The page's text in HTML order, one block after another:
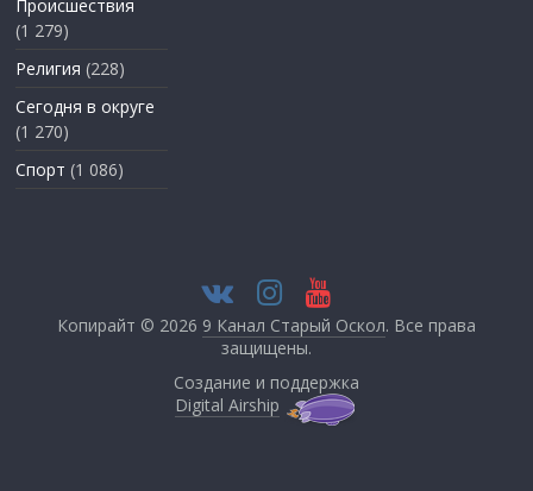
Происшествия
(1 279)
Религия (228)
Сегодня в округе
(1 270)
Спорт (1 086)
Копирайт © 2026 9 Канал Старый Оскол. Все права
защищены.
Создание и поддержка
Digital Airship